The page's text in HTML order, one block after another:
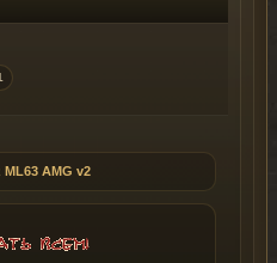
ML63 AMG v2